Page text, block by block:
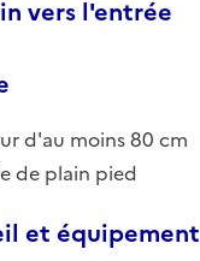
vers l'entrée
d'au moins 80 cm
de plain pied
et équipement